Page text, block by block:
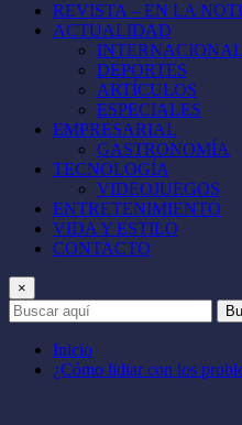
REVISTA – EN LA
ACTUALIDAD
INTERNACIONAL
DEPORTES
ARTÍCULOS
ESPECIALES
EMPRESARIAL
GASTRONOMÍA
TECNOLOGÍA
VIDEOJUEGOS
ENTRETENIMIENTO
VIDA Y ESTILO
CONTACTO
×
Inicio
¿Cómo lidiar con los